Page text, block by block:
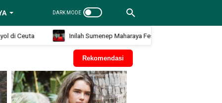
Ceuta Inilah Sumenep Maharaya Festival 2026 Panggung Tari
Rekomendasi